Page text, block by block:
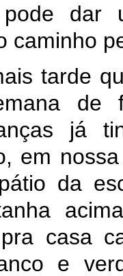
dar
caminho
tarde
de
já
em
da
casa
e